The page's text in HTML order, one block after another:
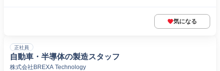
気になる
正社員
自動車・半導体の製造スタッフ
株式会社BREXA Technology